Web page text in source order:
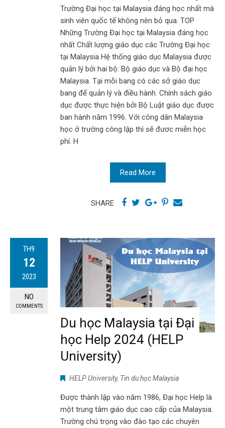
Trường Đại học tại Malaysia đáng học nhất mà
sinh viên quốc tế không nên bỏ qua. TOP
Những Trường Đại học tại Malaysia đáng học
nhất Chất lượng giáo dục các Trường Đại học
tại Malaysia Hệ thống giáo dục Malaysia được
quản lý bởi hai bộ: Bộ giáo dục và Bộ đại học
Malaysia. Tại mỗi bang có các sở giáo dục
bang để quản lý và điều hành. Chính sách giáo
dục được thực hiện bởi Bộ Luật giáo dục được
ban hành năm 1996. Với công dân Malaysia
học ở trường công lập thì sẽ đươc miễn học
phí. H
Read More
SHARE
TH9
12
2023
NO
COMMENTS
Du học Malaysia tại Đại
học Help 2024 (HELP
University)
HELP University, Tin du học Malaysia
Được thành lập vào năm 1986, Đại học Help là
một trung tâm giáo dục cao cấp của Malaysia.
Trường chú trọng vào đào tạo các chuyên